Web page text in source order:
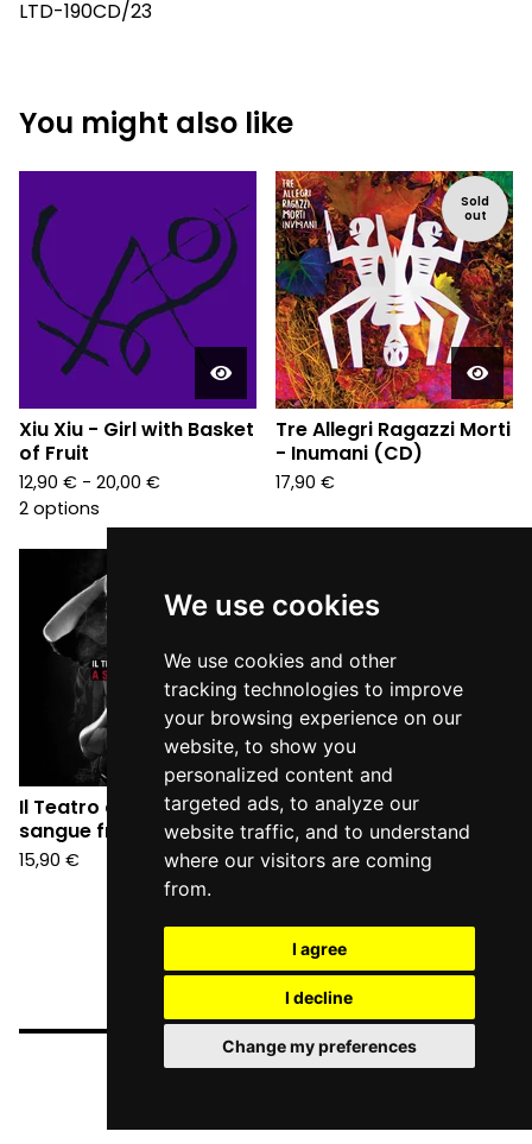
We use cookies
We use cookies and other
tracking technologies to improve
your browsing experience on our
website, to show you
personalized content and
targeted ads, to analyze our
website traffic, and to understand
where our visitors are coming
from.
I agree
I decline
Change my preferences
LTD-190CD/23
You might also like
Xiu Xiu - Girl with Basket
of Fruit
12,90 € - 20,00 €
2 options
Sold
out
Tre Allegri Ragazzi Morti
- Inumani (CD)
17,90 €
Il Teatro degli Orrori - A
sangue freddo (CD)
15,90 €